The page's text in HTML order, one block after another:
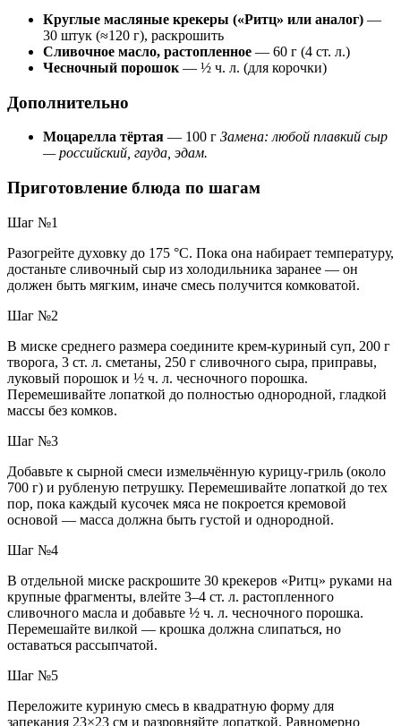
Круглые масляные крекеры («Ритц» или аналог) —
30 штук (≈120 г), раскрошить
Сливочное масло, растопленное — 60 г (4 ст. л.)
Чесночный порошок — ½ ч. л. (для корочки)
Дополнительно
Моцарелла тёртая — 100 г Замена: любой плавкий сыр
— российский, гауда, эдам.
Приготовление блюда по шагам
Шаг №1
Разогрейте духовку до 175 °C. Пока она набирает температуру,
достаньте сливочный сыр из холодильника заранее — он
должен быть мягким, иначе смесь получится комковатой.
Шаг №2
В миске среднего размера соедините крем-куриный суп, 200 г
творога, 3 ст. л. сметаны, 250 г сливочного сыра, приправы,
луковый порошок и ½ ч. л. чесночного порошка.
Перемешивайте лопаткой до полностью однородной, гладкой
массы без комков.
Шаг №3
Добавьте к сырной смеси измельчённую курицу-гриль (около
700 г) и рубленую петрушку. Перемешивайте лопаткой до тех
пор, пока каждый кусочек мяса не покроется кремовой
основой — масса должна быть густой и однородной.
Шаг №4
В отдельной миске раскрошите 30 крекеров «Ритц» руками на
крупные фрагменты, влейте 3–4 ст. л. растопленного
сливочного масла и добавьте ½ ч. л. чесночного порошка.
Перемешайте вилкой — крошка должна слипаться, но
оставаться рассыпчатой.
Шаг №5
Переложите куриную смесь в квадратную форму для
запекания 23×23 см и разровняйте лопаткой. Равномерно